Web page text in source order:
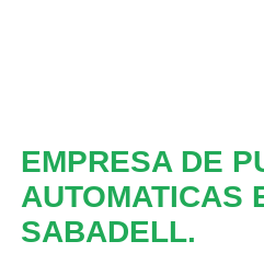
EMPRESA DE
AUTOMATICAS
SABADELL.